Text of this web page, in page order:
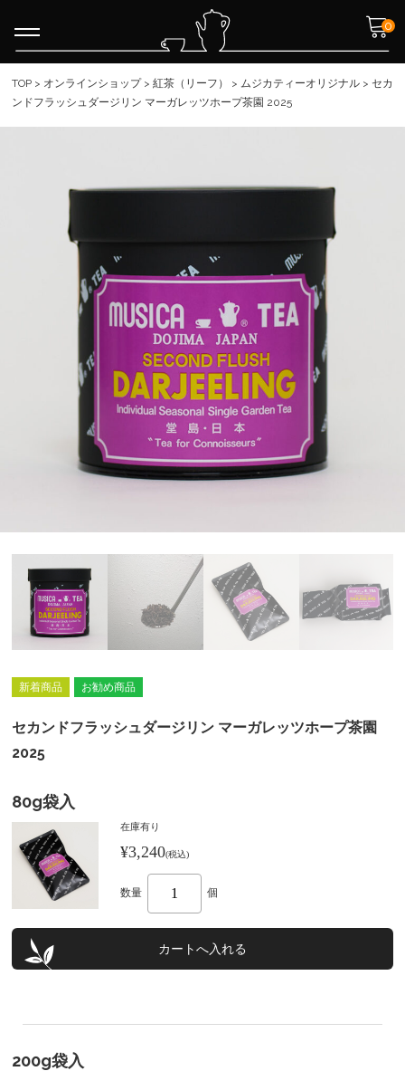
0
TOP > オンラインショップ> 紅茶（リーフ） > ムジカティーオリジナル > セカ
ンドフラッシュダージリン マーガレッツホープ茶園 2025
新着商品 お勧め商品
セカンドフラッシュダージリン マーガレッツホープ茶園
2025
80g袋入
在庫有り
¥3,240(税込)
数量 個
200g袋入